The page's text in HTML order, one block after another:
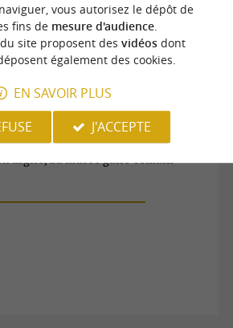
argile, au musée gallo-romain
vous autorisez le dépôt de
fins de mesure d'audience.
site proposent des vidéosdont
également des cookies.
EN SAVOIR PLUS
J'ACCEPTE